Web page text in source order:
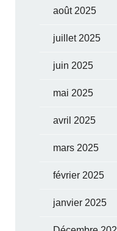
août 2025
juillet 2025
juin 2025
mai 2025
avril 2025
mars 2025
février 2025
janvier 2025